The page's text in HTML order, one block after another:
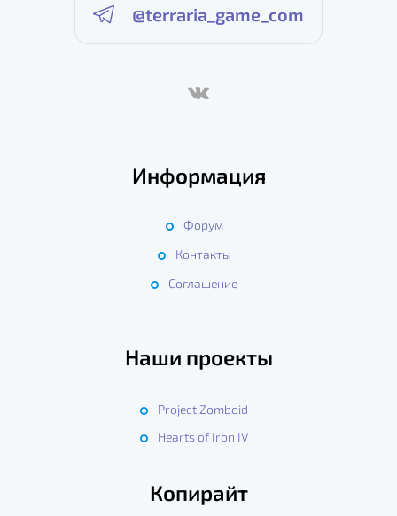
@terraria_game_com
Информация
Форум
Контакты
Соглашение
Наши проекты
Project Zomboid
Hearts of Iron IV
Копирайт